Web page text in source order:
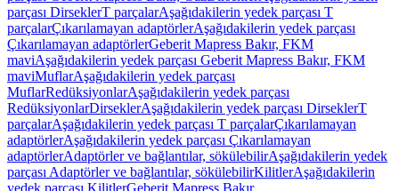
parçası DirseklerT parçalarAşağıdakilerin yedek parçası T
parçalarÇıkarılamayan adaptörlerAşağıdakilerin yedek parçası
Çıkarılamayan adaptörlerGeberit Mapress Bakır, FKM
maviAşağıdakilerin yedek parçası Geberit Mapress Bakır, FKM
maviMuflarAşağıdakilerin yedek parçası
MuflarRedüksiyonlarAşağıdakilerin yedek parçası
RedüksiyonlarDirseklerAşağıdakilerin yedek parçası DirseklerT
parçalarAşağıdakilerin yedek parçası T parçalarÇıkarılamayan
adaptörlerAşağıdakilerin yedek parçası Çıkarılamayan
adaptörlerAdaptörler ve bağlantılar, sökülebilirAşağıdakilerin yedek
parçası Adaptörler ve bağlantılar, sökülebilirKilitlerAşağıdakilerin
yedek parçası KilitlerGeberit Mapress Bakır